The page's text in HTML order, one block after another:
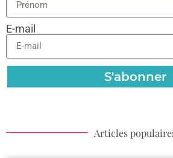
E-mail
S'abonner
Articles